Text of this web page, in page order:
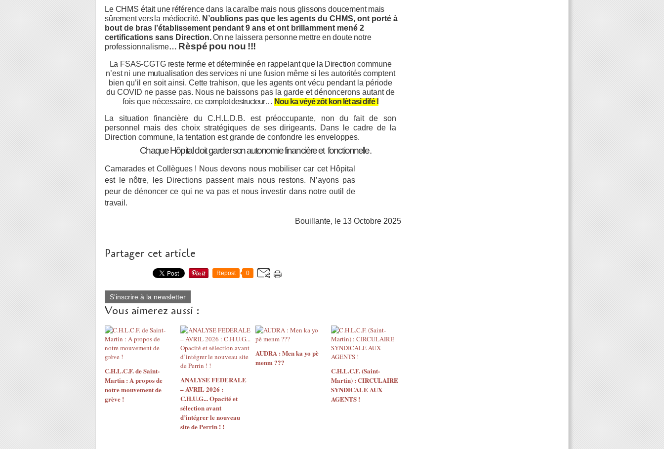
Le CHMS était une référence dans la caraïbe mais nous glissons doucement mais
sûrementvers la médiocrité. N’oublions pas que les agents du CHMS, ont porté à
bout de bras l’établissement pendant 9 ans et ont brillamment mené 2
certifications sans Direction.On ne laissera personne mettreen doute notre
professionnalisme… Rèspé pou nou !!!
La FSAS-CGTG reste ferme et déterminée en rappelant que la Direction commune
n’est ni une mutualisation desservices ni une fusion même si les autorités comptent
bien qu’il en soit ainsi. Cette trahison, que les agents ont vécu pendant la période
du COVID ne passe pas. Nous ne baissons pas la garde et dénoncerons autant de
fois que nécessaire, cecomplotdestructeur… Nou ka véyé zôt kon lèt asi difé !
La situation financière du C.H.L.D.B. est préoccupante, non du fait de son
personnel mais des choix stratégiques de ses dirigeants. Dans le cadre de la
Direction commune, la tentation est grande de confondre les enveloppes.
Chaque Hôpitaldoitgardersonautonomie financière et fonctionnelle.
Camarades et Collègues ! Nous devons nous mobiliser car cet Hôpital
est le nôtre, les Directions passent mais nous restons. N’ayons pas
peur de dénoncer ce qui ne va pas et nous investir dans notre outil de
travail.
Bouillante, le 13 Octobre 2025
Partager cet article
Repost 0
S'inscrire à la newsletter
Vous aimerez aussi :
C.H.L.C.F. de Saint-
Martin : A propos de
notre mouvement de
grève !
ANALYSE FEDERALE
– AVRIL 2026 :
C.H.U.G... Opacité et
sélection avant
d’intégrer le nouveau
site de Perrin ! !
AUDRA : Men ka yo pè
menm ???
C.H.L.C.F. (Saint-
Martin) : CIRCULAIRE
SYNDICALE AUX
AGENTS !